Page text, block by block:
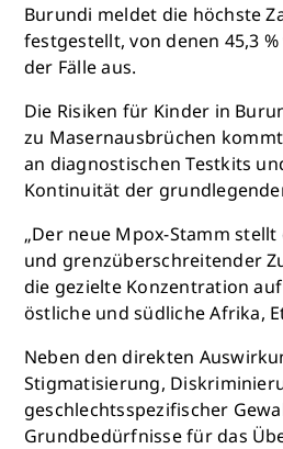
Burundi meldet die höchste
festgestellt, von denen 45,3
der Fälle aus.
Die Risiken für Kinder in
zu Masernausbrüchen
an diagnostischen Testkits
Kontinuität der
„Der neue Mpox-Stamm
und grenzüberschreitender
die gezielte Konzentration
östliche und südliche Afrika,
Neben den direkten
Stigmatisierung,
geschlechtsspezifischer
Grundbedürfnisse für das